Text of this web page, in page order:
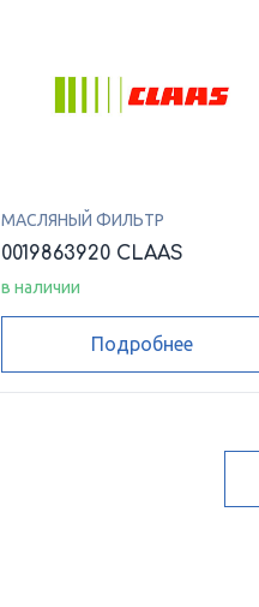
МАСЛЯНЫЙ ФИЛЬТР
0019863920 CLAAS
в наличии
Подробнее